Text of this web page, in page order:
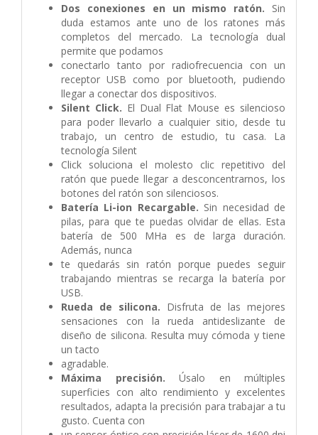
Dos conexiones en un mismo ratón. Sin
duda estamos ante uno de los ratones más
completos del mercado. La tecnología dual
permite que podamos
conectarlo tanto por radiofrecuencia con un
receptor USB como por bluetooth, pudiendo
llegar a conectar dos dispositivos.
Silent Click. El Dual Flat Mouse es silencioso
para poder llevarlo a cualquier sitio, desde tu
trabajo, un centro de estudio, tu casa. La
tecnología Silent
Click soluciona el molesto clic repetitivo del
ratón que puede llegar a desconcentrarnos, los
botones del ratón son silenciosos.
Batería Li-ion Recargable. Sin necesidad de
pilas, para que te puedas olvidar de ellas. Esta
batería de 500 MHa es de larga duración.
Además, nunca
te quedarás sin ratón porque puedes seguir
trabajando mientras se recarga la batería por
USB.
Rueda de silicona. Disfruta de las mejores
sensaciones con la rueda antideslizante de
diseño de silicona. Resulta muy cómoda y tiene
un tacto
agradable.
Máxima precisión. Úsalo en múltiples
superficies con alto rendimiento y excelentes
resultados, adapta la precisión para trabajar a tu
gusto. Cuenta con